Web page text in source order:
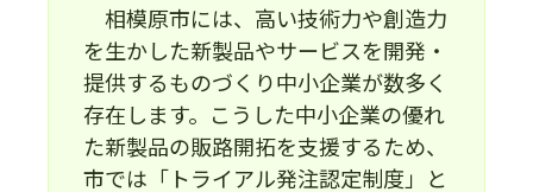
相模原市には、高い技術力や創造力
を生かした新製品やサービスを開発・
提供するものづくり中小企業が数多く
存在します。こうした中小企業の優れ
た新製品の販路開拓を支援するため、
市では「トライアル発注認定制度」と